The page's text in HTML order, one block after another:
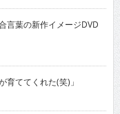
言葉の新作イメージDVD
ててくれた(笑)」